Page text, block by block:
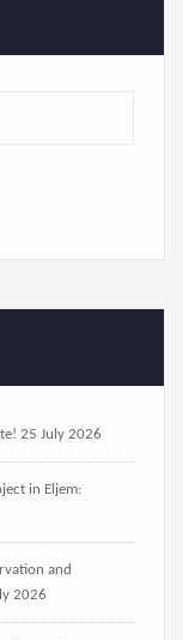
25 July 2026
in Eljem:
and
2026